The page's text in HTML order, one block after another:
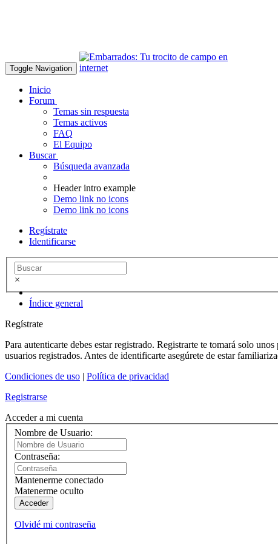
Toggle Navigation
Inicio
Forum
Temas sin respuesta
Temas activos
FAQ
El Equipo
Buscar
Búsqueda avanzada
Header intro example
Demo link no icons
Demo link no icons
Regístrate
Identificarse
×
Índice general
Regístrate
Para autenticarte debes estar registrado. Registrarte te tomará solo
usuarios registrados. Antes de identificarte asegúrete de estar
Condiciones de uso | Política de privacidad
Registrarse
Acceder a mi cuenta
Nombre de Usuario:
Contraseña:
Mantenerme conectado
Matenerme oculto
Acceder
Olvidé mi contraseña